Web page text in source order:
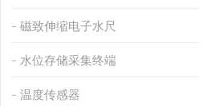
磁致伸缩电子水尺
水位存储采集终端
温度传感器